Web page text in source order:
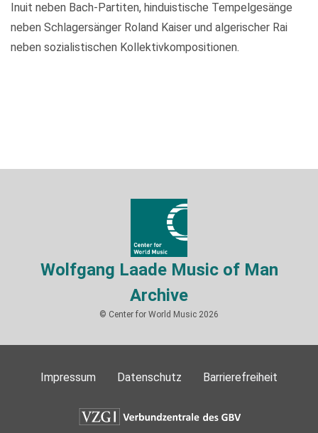
Inuit neben Bach-Partiten, hinduistische Tempelgesänge
neben Schlagersänger Roland Kaiser und algerischer Rai
neben sozialistischen Kollektivkompositionen.
Wolfgang Laade Music of Man
Archive
© Center for World Music 2026
Impressum Datenschutz Barrierefreiheit